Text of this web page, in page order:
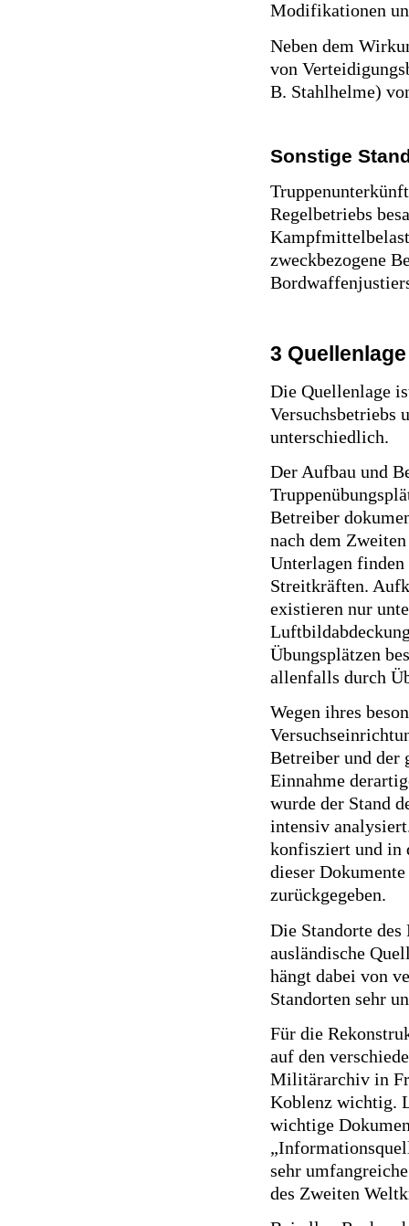
Modifikationen
Neben dem
von
B. Stahlhelme)
Sonstige
Regelbetriebs
zweckbezogene
3 Quellenlage
Die Quellenlage
Versuchsbetriebs
unterschiedlich.
Der Aufbau und
Betreiber
nach dem
Unterlagen finden
Streitkräften.
existieren nur
Übungsplätzen
allenfalls durch
Wegen ihres
Betreiber und der
Einnahme
wurde der Stand
intensiv
konfisziert und in
dieser
zurückgegeben.
Die Standorte des
ausländische
hängt dabei von
Standorten sehr
Für die
auf den
Militärarchiv in
Koblenz wichtig.
wichtige
sehr
des Zweiten